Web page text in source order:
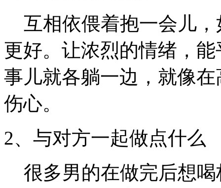
互相依偎着抱一会儿，
更好。让浓烈的情绪，
事儿就各躺一边，就像
伤心。
2、与对方一起做点什么
很多男的在做完后想喝